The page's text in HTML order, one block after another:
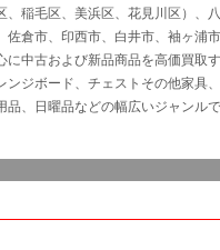
稲毛区、美浜区、花見川区）、
倉市、印西市、白井市、袖ヶ浦
中古および新品商品を高価買取
ジボード、チェストその他家具
、日曜品などの幅広いジャンル